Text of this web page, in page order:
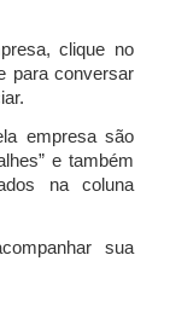
clique no
para conversar
empresa são
e também
na coluna
sua